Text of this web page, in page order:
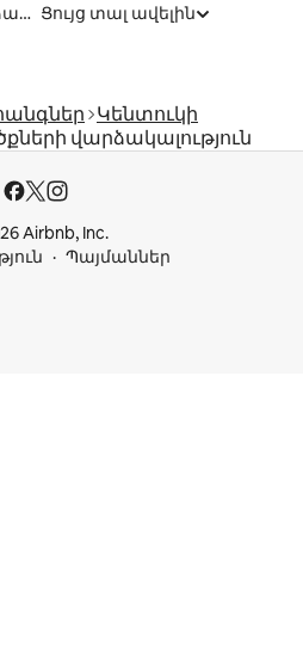
Ափամերձ տների վարձակալություն Ցույց տալ ավելին
Կենտուկի
վարձակալություն
Airbnb, Inc.
Պայմաններ